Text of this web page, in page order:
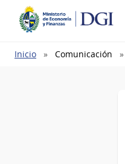
Ruta
Inicio Comunicación